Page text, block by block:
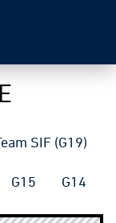
SIF (G19)
G15 G14